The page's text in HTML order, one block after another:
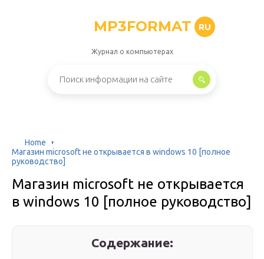
MP3FORMAT RU
Журнал о компьютерах
Home
Магазин microsoft не открывается в windows 10 [полное
руководство]
Магазин microsoft не открывается
в windows 10 [полное руководство]
Содержание: